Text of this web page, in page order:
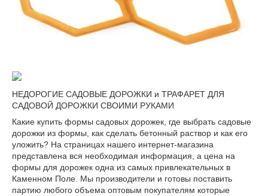
НЕДОРОГИЕ САДОВЫЕ ДОРОЖКИ и ТРАФАРЕТ ДЛЯ
САДОВОЙ ДОРОЖКИ СВОИМИ РУКАМИ
Какие купить формы садовых дорожек, где выбрать садовые
дорожки из формы, как сделать бетонный раствор и как его
уложить? На страницах нашего интернет-магазина
представлена вся необходимая информация, а цена на
формы для дорожек одна из самых привлекательных в
Каменном Поле. Мы производители и готовы поставить
партию любого объема оптовым покупателям которые